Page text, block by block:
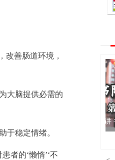
改善肠道环境，
大脑提供必需的
于稳定情绪。
者的‘懒惰’‘不